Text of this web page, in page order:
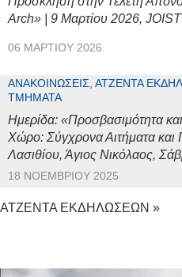
Arch» | 9 Μαρτίου 2026,
06 ΜΑΡΤΊΟΥ 2026
ΑΝΑΚΟΙΝΏΣΕΙΣ, ΑΤΖΈΝΤΑ
ΤΜΉΜΑΤΑ
Ημερίδα: «Προσβασιμότητα
Χώρο: Σύγχρονα Αιτήματα και
Λασιθίου, Άγιος Νικόλαος,
18 ΝΟΕΜΒΡΊΟΥ 2025
ΑΤΖΕΝΤΑ ΕΚΔΗΛΩΣΕΩΝ »